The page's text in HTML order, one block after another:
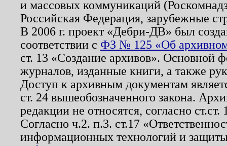
и массовых коммуникаций
Российская Федерация, зарубежные
В 2006 г. проект «Дебри-ДВ» был
соответствии с ФЗ № 125 «Об
ст. 13 «Создание архивов». Основной
журналов, изданные книги, а также
Доступ к архивным документам
ст. 24 вышеобозначенного закона.
редакции не относятся, согласно
Согласно ч.2. п.3. ст.17
информационных технологий и